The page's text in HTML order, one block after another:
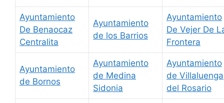
Ayuntamiento
De Benaocaz
Centralita
Ayuntamiento
de los Barrios
Ayuntamiento
De Vejer De
Frontera
Ayuntamiento
de Bornos
Ayuntamiento
de Medina
Sidonia
Ayuntamiento
de Villaluenga
del Rosario